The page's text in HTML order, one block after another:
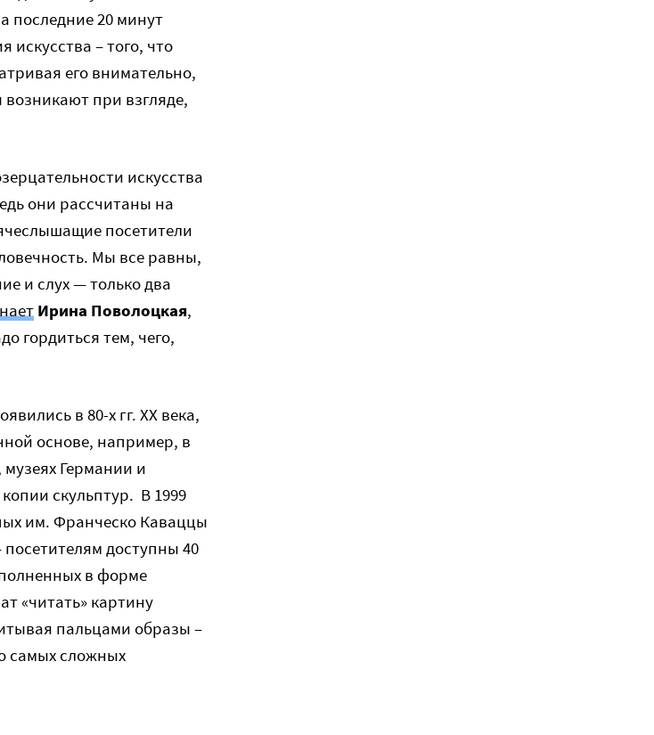
последние 20 минут
искусства – того, что
его внимательно,
при взгляде,
искусства
они рассчитаны на
посетители
Мы все равны,
и слух — только два
Ирина Поволоцкая,
гордиться тем, чего,
в 80-х гг. XX века,
основе, например, в
Германии и
скульптур. В 1999
им. Франческо Каваццы
доступны 40
в форме
«читать» картину
пальцами образы –
самых сложных